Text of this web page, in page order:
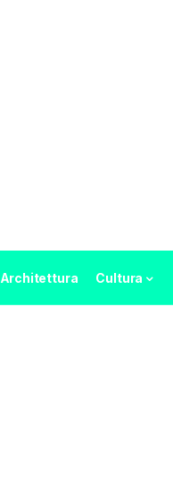
Architettura Cultura